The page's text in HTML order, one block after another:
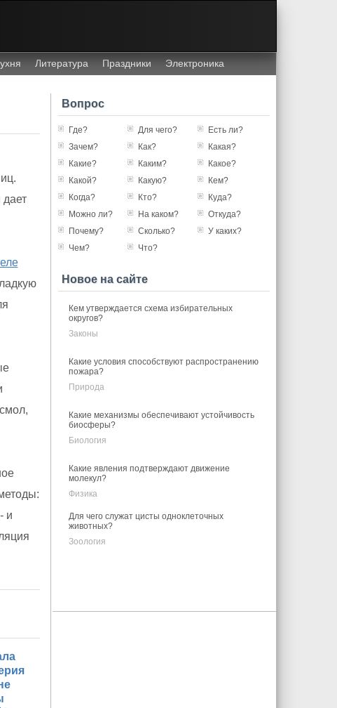
Литература Праздники Электроника
и
Вопрос
Где? Для чего?
Есть ли?
Зачем?
Как?
Какая?
Какие?
Каким?
Какое?
Какой?
Какую?
Кем?
Когда?
Кто?
Куда?
Можно ли?
На каком?
Откуда?
Почему?
Сколько?
У каких?
Чем?
Что?
Новое на сайте
Кем утверждается схема избирательных
округов?
Законы
Какие условия способствуют распространению
пожара?
Природа
Какие механизмы обеспечивают устойчивость
биосферы?
Биология
Какие явления подтверждают движение
молекул?
Физика
Для чего служат цисты одноклеточных
животных?
Зоология